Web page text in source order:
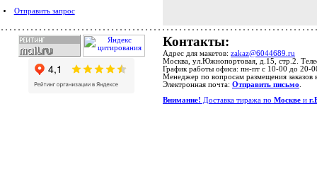
Отправить запрос
Контакты:
Адрес для макетов: zakaz@6044689.ru
Москва, ул.Южнопортовая, д.15, стр.2.
График работы офиса: пн-пт с 10-00 до 20-
Менеджер по вопросам размещения
Электронная почта: Отправить письмо
Внимание! Доставка тиража по Москве и